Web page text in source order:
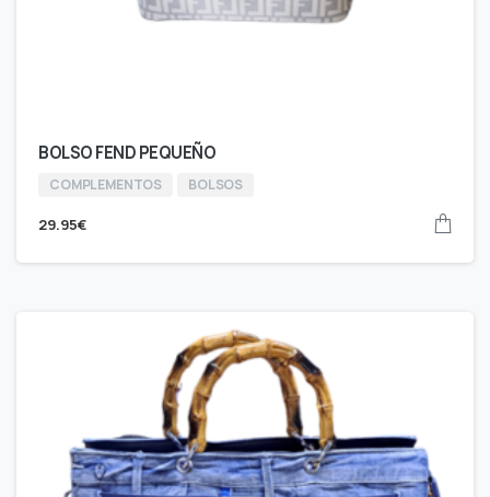
BOLSO FEND PEQUEÑO
COMPLEMENTOS BOLSOS
29.95€